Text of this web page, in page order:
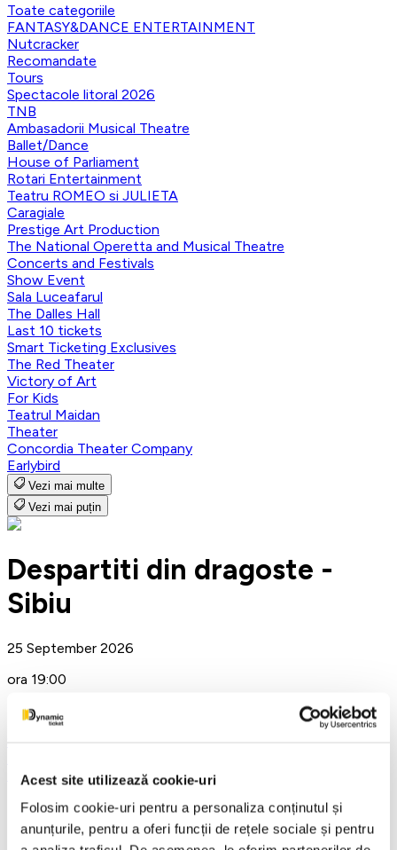
Acest site utilizează cookie-uri
Folosim cookie-uri pentru a personaliza conținutul și
anunțurile, pentru a oferi funcții de rețele sociale și pentru
Toate categoriile
FANTASY&DANCE ENTERTAINMENT
Nutcracker
Recomandate
Tours
Spectacole litoral 2026
TNB
Ambasadorii Musical Theatre
Ballet/Dance
House of Parliament
Rotari Entertainment
Teatru ROMEO si JULIETA
Caragiale
Prestige Art Production
The National Operetta and Musical Theatre
Concerts and Festivals
Show Event
Sala Luceafarul
The Dalles Hall
Last 10 tickets
Smart Ticketing Exclusives
The Red Theater
Victory of Art
For Kids
Teatrul Maidan
Theater
Concordia Theater Company
Earlybird
Vezi mai multe
Vezi mai puțin
Despartiti din dragoste -
Sibiu
25 September 2026
ora 19:00
Filarmonica de Stat - Sala Thalia, Sibiu
Teatrul Rosu
Detalii eveniment
Separated by Love